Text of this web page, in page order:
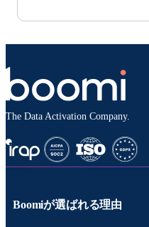
The Data Activation Company.
Boomiが選ばれる理由